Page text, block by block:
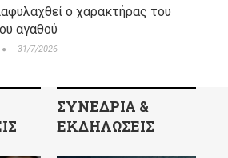
ο χαρακτήρας του
αγαθού
31/7/2026
ΣΥΝΕΔΡΙΑ &
ΕΚΔΗΛΩΣΕΙΣ